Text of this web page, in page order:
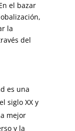
el bazar
la
del
es una
siglo XX y
mejor
y la